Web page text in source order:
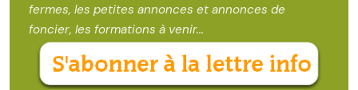
fermes, les petites annonces et annonces de
foncier, les formations à venir...